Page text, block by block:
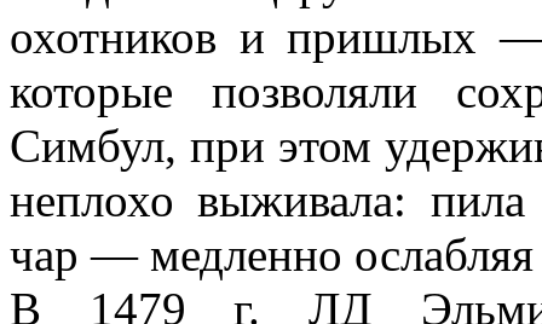
охотников и пришлых —
которые позволяли
Симбул, при этом
неплохо выживала:
чар — медленно ослабляя
В 1479 г. ЛД